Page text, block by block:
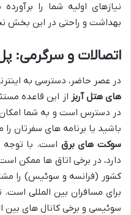
نیازهای اولیه شما را
بهداشت و راحتی در این بخش
اتصالات و سرگرمی:
در عصر حاضر، دسترسی به
های هتل آربز
در دسترس است و به شما امکان
باشید یا برنامه های سفرتان را
سوکت های برق است. با توجه
دارد، در برخی اتاق ها ممکن
کشور (فرانسه و سوئیس) را
برای مسافران بین المللی است.
سوئیسی و برخی کانال های بین